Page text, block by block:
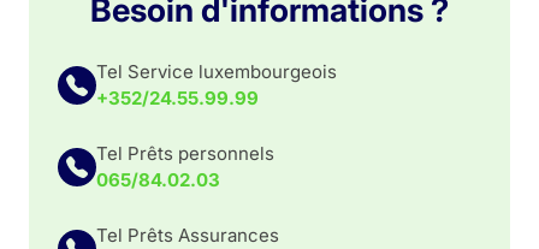
Besoin d'informations ?
Tel Service luxembourgeois
+352/24.55.99.99
Tel Prêts personnels
065/84.02.03
Tel Prêts Assurances